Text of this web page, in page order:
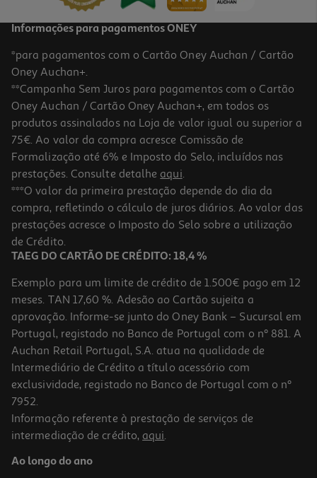
Informações para pagamentos ONEY
*para pagamentos com o Cartão Oney Auchan / Cartão
Oney Auchan+.
**Campanha Sem Juros para pagamentos com o Cartão
Oney Auchan / Cartão Oney Auchan+, em todos os
produtos assinalados na Loja de valor igual ou superior a
75€. Ao valor da compra acresce Comissão de
Formalização até 6% e Imposto do Selo, incluídos nas
prestações. Consulte detalhe aqui.
***O valor da primeira prestação depende do dia da
compra, refletindo o cálculo de juros diários. Ao valor das
prestações acresce o Imposto do Selo sobre a utilização
de Crédito.
TAEG DO CARTÃO DE CRÉDITO: 18,4 %
Exemplo para um limite de crédito de 1.500€ pago em 12
meses. TAN 17,60 %. Adesão ao Cartão sujeita a
aprovação. Informe-se junto do Oney Bank – Sucursal em
Portugal, registado no Banco de Portugal com o nº 881. A
Auchan Retail Portugal, S.A. atua na qualidade de
Intermediário de Crédito a título acessório com
exclusividade, registado no Banco de Portugal com o nº
7952.
Informação referente à prestação de serviços de
intermediação de crédito, aqui.
Ao longo do ano